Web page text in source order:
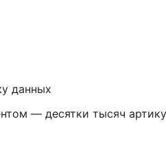
данных
— десятки тысяч